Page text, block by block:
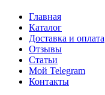
Главная
Каталог
Доставка и оплата
Отзывы
Статьи
Мой Telegram
Контакты